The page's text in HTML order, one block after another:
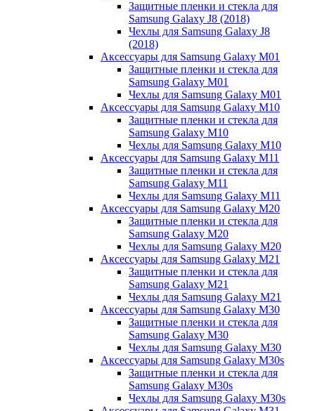
Защитные пленки и стекла для
Samsung Galaxy J8 (2018)
Чехлы для Samsung Galaxy J8
(2018)
Аксессуары для Samsung Galaxy M01
Защитные пленки и стекла для
Samsung Galaxy M01
Чехлы для Samsung Galaxy M01
Аксессуары для Samsung Galaxy M10
Защитные пленки и стекла для
Samsung Galaxy M10
Чехлы для Samsung Galaxy M10
Аксессуары для Samsung Galaxy M11
Защитные пленки и стекла для
Samsung Galaxy M11
Чехлы для Samsung Galaxy M11
Аксессуары для Samsung Galaxy M20
Защитные пленки и стекла для
Samsung Galaxy M20
Чехлы для Samsung Galaxy M20
Аксессуары для Samsung Galaxy M21
Защитные пленки и стекла для
Samsung Galaxy M21
Чехлы для Samsung Galaxy M21
Аксессуары для Samsung Galaxy M30
Защитные пленки и стекла для
Samsung Galaxy M30
Чехлы для Samsung Galaxy M30
Аксессуары для Samsung Galaxy M30s
Защитные пленки и стекла для
Samsung Galaxy M30s
Чехлы для Samsung Galaxy M30s